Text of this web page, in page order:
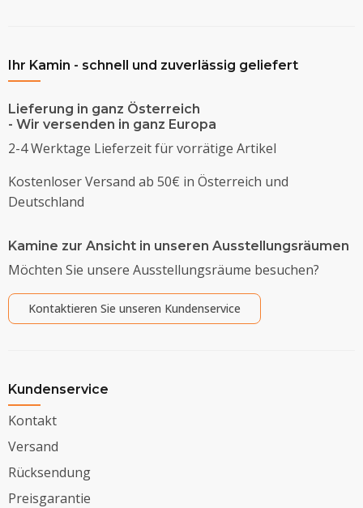
Ihr Kamin - schnell und zuverlässig geliefert
Lieferung in ganz Österreich
- Wir versenden in ganz Europa
2-4 Werktage Lieferzeit für vorrätige Artikel
Kostenloser Versand ab 50€ in Österreich und
Deutschland
Kamine zur Ansicht in unseren Ausstellungsräumen
Möchten Sie unsere Ausstellungsräume besuchen?
Kontaktieren Sie unseren Kundenservice
Kundenservice
Kontakt
Versand
Rücksendung
Preisgarantie